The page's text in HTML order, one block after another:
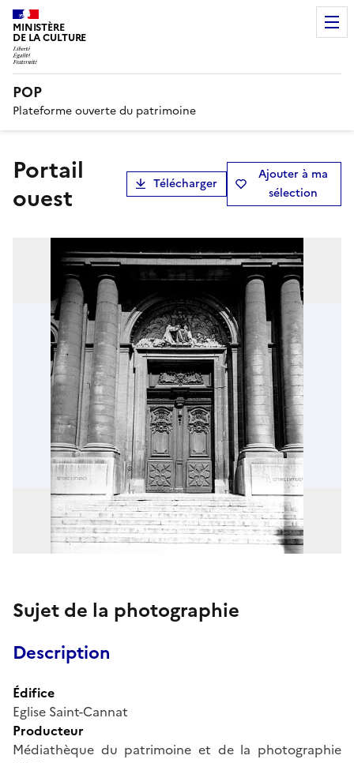
MINISTÈRE
DE LA CULTURE
POP
Plateforme ouverte du patrimoine
Portail
ouest
Télécharger
Ajouter à ma
sélection
Sujet de la photographie
Description
Édifice
Eglise Saint-Cannat
Producteur
Médiathèque du patrimoine et de la photographie